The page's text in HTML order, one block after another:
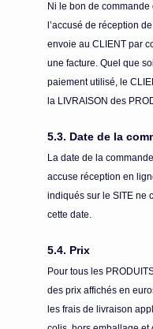
Ni le bon de
l’accusé de réception
envoie au CLIENT par
une facture. Quel que
paiement utilisé, le
la LIVRAISON des
5.3. Date de la
La date de la
accuse réception en
indiqués sur le SITE ne
cette date.
5.4. Prix
Pour tous les
des prix affichés en
les frais de livraison